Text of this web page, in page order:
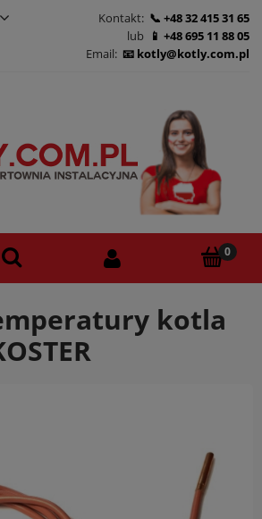
Kontakt:
+48 32 415 31 65
lub
+48 695 11 88 05
Email:
kotly@kotly.com.pl
kotla